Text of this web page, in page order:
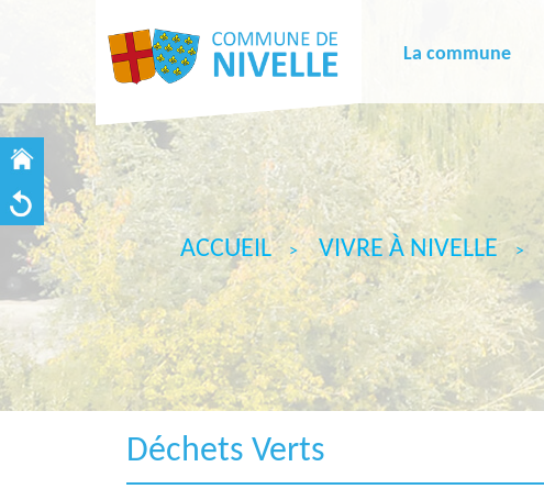
La commune
ACCUEIL VIVRE À NIVELLE
Déchets Verts